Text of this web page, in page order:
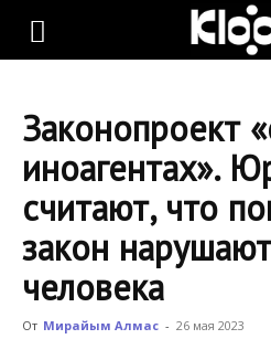
KLOOP.KG
Новости
Кыргызстана
Законопроект
иноагентах».
считают, что
закон
человека
От Мирайым Алмас - 26 мая 2023